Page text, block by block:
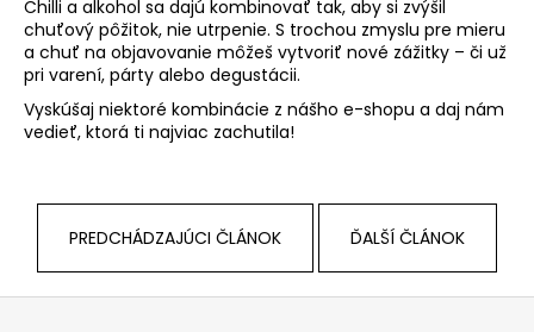
Chilli a alkohol sa dajú kombinovať tak, aby si zvýšil
chuťový pôžitok, nie utrpenie. S trochou zmyslu pre mieru
a chuť na objavovanie môžeš vytvoriť nové zážitky – či už
pri varení, párty alebo degustácii.
Vyskúšaj niektoré kombinácie z nášho e-shopu a daj nám
vedieť, ktorá ti najviac zachutila!
PREDCHÁDZAJÚCI ČLÁNOK ĎALŠÍ ČLÁNOK
Z